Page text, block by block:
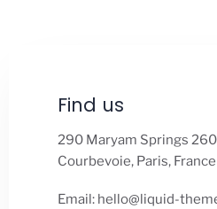
Find us
290 Maryam Springs
Courbevoie, Paris, France
Email: hello@liquid-